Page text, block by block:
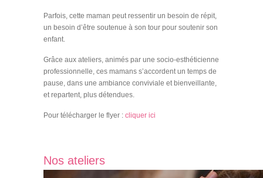
Parfois, cette maman peut ressentir un besoin de répit,
un besoin d’être soutenue à son tour pour soutenir son
enfant.
Grâce aux ateliers, animés par une socio-esthéticienne
professionnelle, ces mamans s’accordent un temps de
pause, dans une ambiance conviviale et bienveillante,
et repartent, plus détendues.
Pour télécharger le flyer : cliquer ici
Nos ateliers